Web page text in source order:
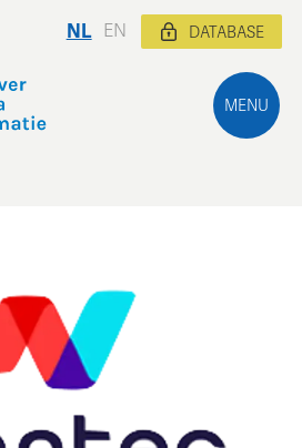
MENU
NL EN DATABASE